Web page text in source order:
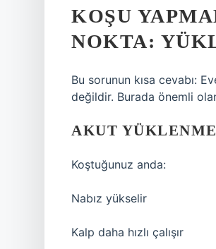
KOŞU
NOKTA:
Bu sorunun kısa cevabı:
değildir. Burada önemli
AKUT
Koştuğunuz anda:
Nabız yükselir
Kalp daha hızlı çalışır